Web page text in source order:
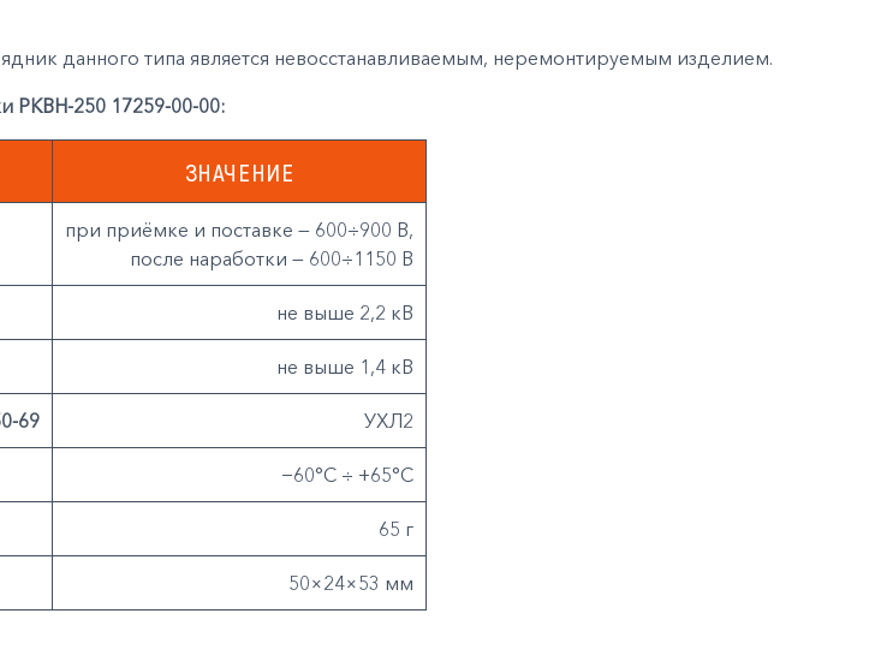
данного типа является невосстанавливаемым, неремонтируемым изделием.
РКВН-250 17259-00-00:
ЗНАЧЕНИЕ
при приёмке и поставке — 600÷900 В,
после наработки — 600÷1150 В
не выше 2,2 кВ
не выше 1,4 кВ
69 УХЛ2
−60°С ÷ +65°С
65 г
50×24×53 мм